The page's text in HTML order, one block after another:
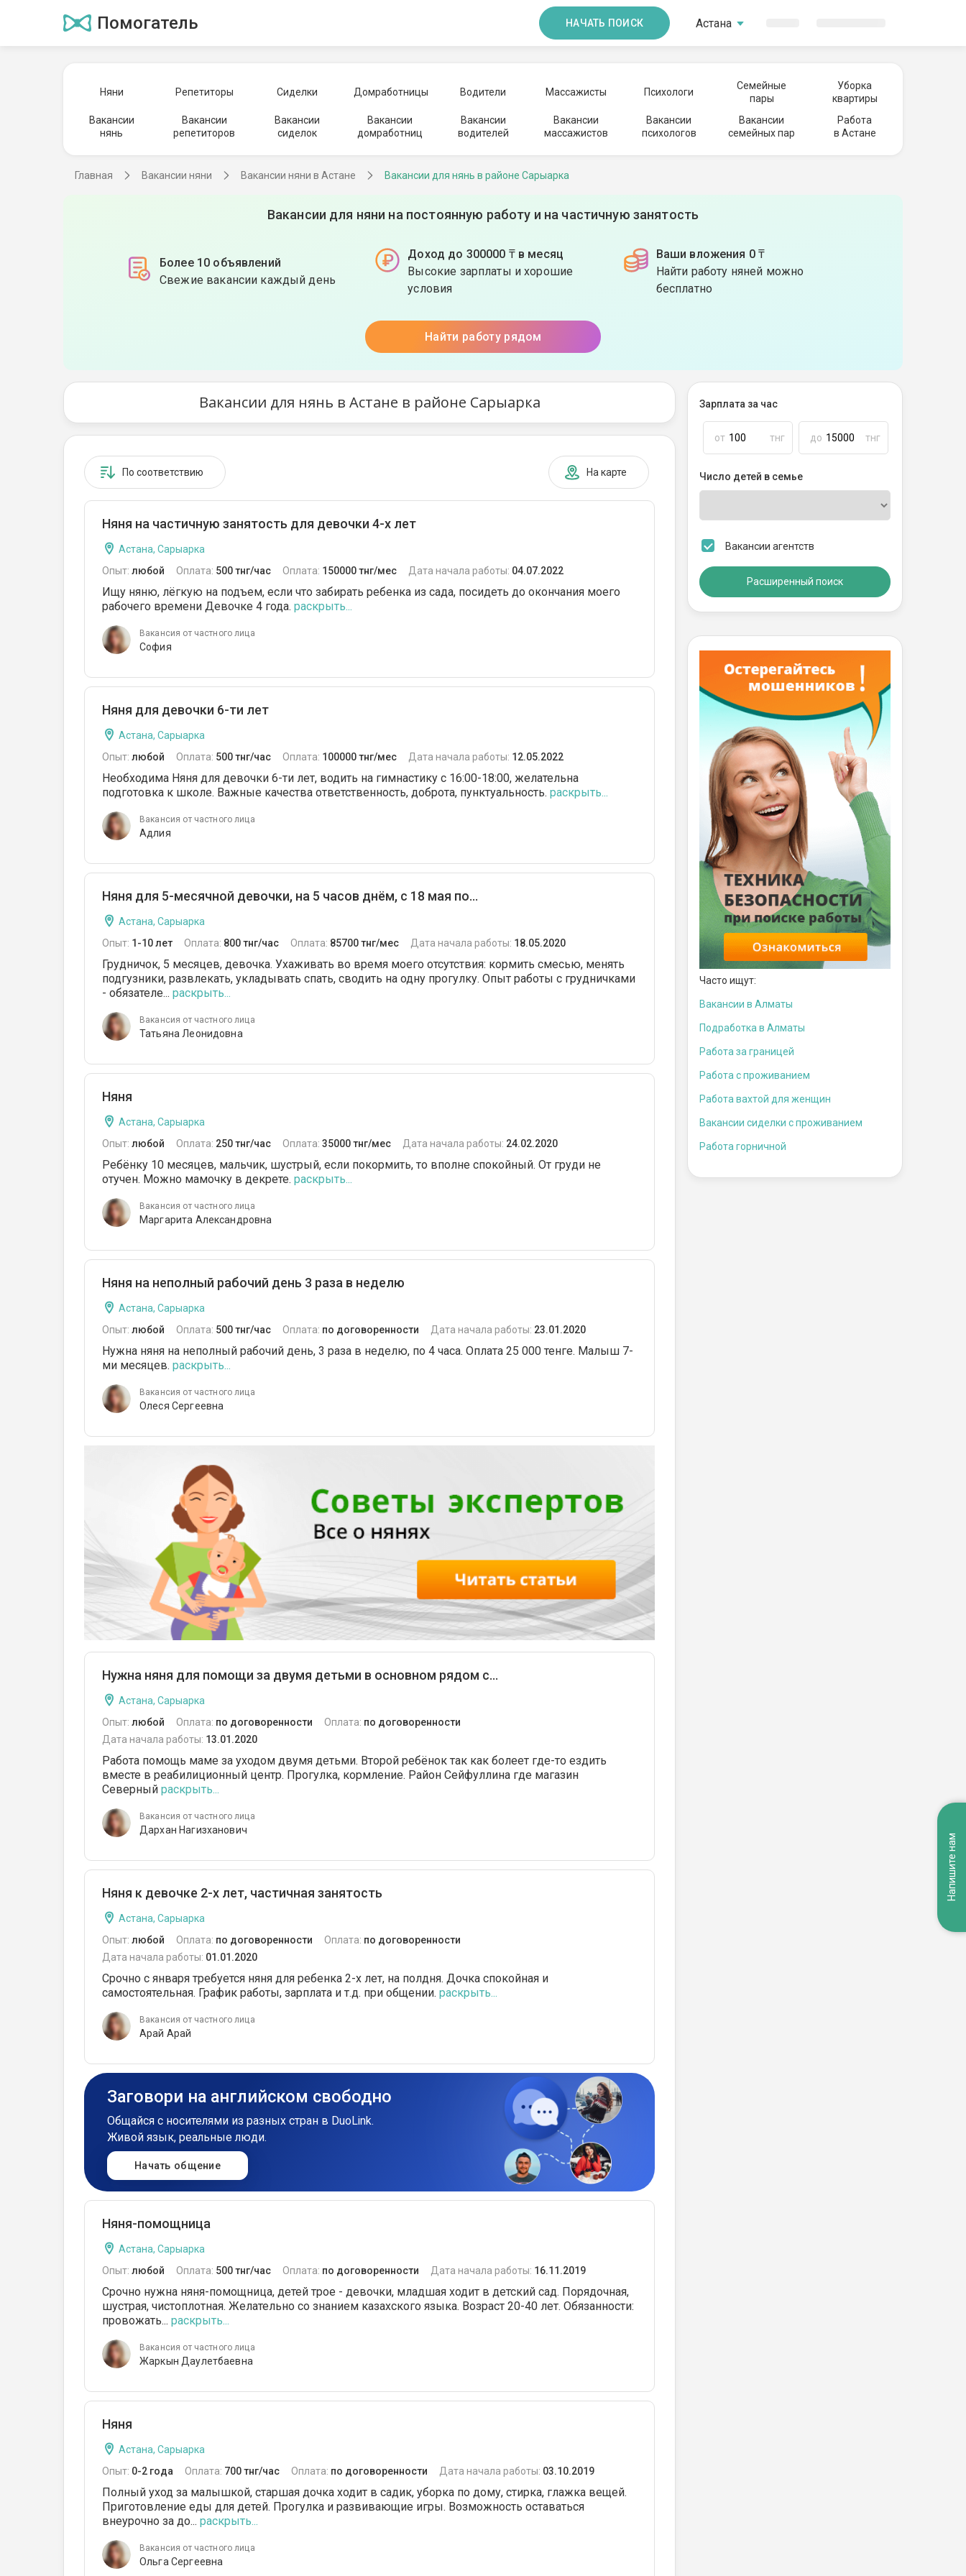
Помогатель НАЧАТЬ ПОИСК Астана
Няни Репетиторы Сиделки Домработницы Водители Массажисты Психологи
Семейные
пары
Уборка
квартиры
Вакансии
нянь
Вакансии
репетиторов
Вакансии
сиделок
Вакансии
домработниц
Вакансии
водителей
Вакансии
массажистов
Вакансии
психологов
Вакансии
семейных пар
Работа
в Астане
Главная Вакансии няни Вакансии няни в Астане Вакансии для нянь в районе Сарыарка
Вакансии для няни на постоянную работу и на частичную занятость
Более 10 объявлений
Свежие вакансии каждый день
Доход до 300000 ₸ в месяц
Высокие зарплаты и хорошие
условия
Ваши вложения 0 ₸
Найти работу няней можно
бесплатно
Найти работу рядом
Вакансии для нянь в Астане в районе Сарыарка
По соответствию На карте
Няня на частичную занятость для девочки 4-х лет
Астана, Сарыарка
Опыт: любой Оплата: 500 тнг/час Оплата: 150000 тнг/мес Дата начала работы: 04.07.2022
Ищу няню, лёгкую на подъем, если что забирать ребенка из сада, посидеть до окончания моего
рабочего времени Девочке 4 года. раскрыть...
Вакансия от частного лица
София
Няня для девочки 6-ти лет
Астана, Сарыарка
Опыт: любой Оплата: 500 тнг/час Оплата: 100000 тнг/мес Дата начала работы: 12.05.2022
Необходима Няня для девочки 6-ти лет, водить на гимнастику с 16:00-18:00, желательна
подготовка к школе. Важные качества ответственность, доброта, пунктуальность. раскрыть...
Вакансия от частного лица
Адлия
Няня для 5-месячной девочки, на 5 часов днём, с 18 мая по...
Астана, Сарыарка
Опыт: 1-10 лет Оплата: 800 тнг/час Оплата: 85700 тнг/мес Дата начала работы: 18.05.2020
Грудничок, 5 месяцев, девочка. Ухаживать во время моего отсутствия: кормить смесью, менять
подгузники, развлекать, укладывать спать, сводить на одну прогулку. Опыт работы с грудничками
- обязателе... раскрыть...
Вакансия от частного лица
Татьяна Леонидовна
Няня
Астана, Сарыарка
Опыт: любой Оплата: 250 тнг/час Оплата: 35000 тнг/мес Дата начала работы: 24.02.2020
Ребёнку 10 месяцев, мальчик, шустрый, если покормить, то вполне спокойный. От груди не
отучен. Можно мамочку в декрете. раскрыть...
Вакансия от частного лица
Маргарита Александровна
Няня на неполный рабочий день 3 раза в неделю
Астана, Сарыарка
Опыт: любой Оплата: 500 тнг/час Оплата: по договоренности Дата начала работы: 23.01.2020
Нужна няня на неполный рабочий день, 3 раза в неделю, по 4 часа. Оплата 25 000 тенге. Малыш 7-
ми месяцев. раскрыть...
Вакансия от частного лица
Олеся Сергеевна
Нужна няня для помощи за двумя детьми в основном рядом с...
Астана, Сарыарка
Опыт: любой Оплата: по договоренности Оплата: по договоренности
Дата начала работы: 13.01.2020
Работа помощь маме за уходом двумя детьми. Второй ребёнок так как болеет где-то ездить
вместе в реабилиционный центр. Прогулка, кормление. Район Сейфуллина где магазин
Северный раскрыть...
Вакансия от частного лица
Дархан Нагизханович
Няня к девочке 2-х лет, частичная занятость
Астана, Сарыарка
Опыт: любой Оплата: по договоренности Оплата: по договоренности
Дата начала работы: 01.01.2020
Срочно с января требуется няня для ребенка 2-х лет, на полдня. Дочка спокойная и
самостоятельная. График работы, зарплата и т.д. при общении. раскрыть...
Вакансия от частного лица
Арай Арай
Заговори на английском свободно
Общайся с носителями из разных стран в DuoLink.
Живой язык, реальные люди.
Начать общение
Няня-помощница
Астана, Сарыарка
Опыт: любой Оплата: 500 тнг/час Оплата: по договоренности Дата начала работы: 16.11.2019
Срочно нужна няня-помощница, детей трое - девочки, младшая ходит в детский сад. Порядочная,
шустрая, чистоплотная. Желательно со знанием казахского языка. Возраст 20-40 лет. Обязанности:
провожать... раскрыть...
Вакансия от частного лица
Жаркын Даулетбаевна
Няня
Астана, Сарыарка
Опыт: 0-2 года Оплата: 700 тнг/час Оплата: по договоренности Дата начала работы: 03.10.2019
Полный уход за малышкой, старшая дочка ходит в садик, уборка по дому, стирка, глажка вещей.
Приготовление еды для детей. Прогулка и развивающие игры. Возможность оставаться
внеурочно за до... раскрыть...
Вакансия от частного лица
Ольга Сергеевна
Зарплата за час
от тнг до тнг
Число детей в семье
Вакансии агентств
Расширенный поиск
Часто ищут:
Вакансии в Алматы
Подработка в Алматы
Работа за границей
Работа с проживанием
Работа вахтой для женщин
Вакансии сиделки с проживанием
Работа горничной
Напишите нам